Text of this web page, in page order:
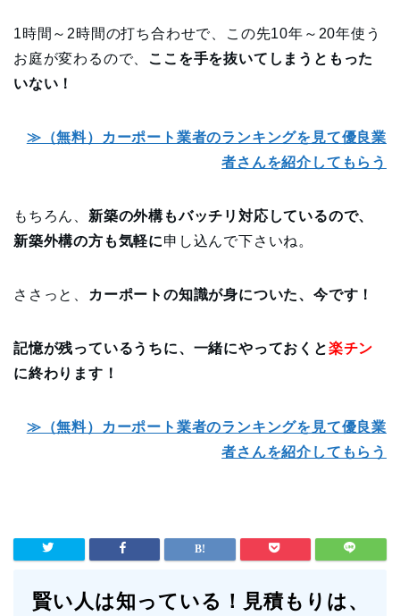
1時間～2時間の打ち合わせで、この先10年～20年使う
お庭が変わるので、
ここを手を抜いてしまうともった
いない！
≫（無料）カーポート業者のランキングを見て優良業
者さんを紹介してもらう
もちろん、 新築の外構もバッチリ対応しているので、
新築外構の方も気軽に申し込んで下さいね。
ささっと、 カーポートの知識が身についた、今です！
記憶が残っているうちに、一緒にやっておくと楽チン
に終わります！
≫（無料）カーポート業者のランキングを見て優良業
者さんを紹介してもらう
賢い人は知っている！見積もりは、